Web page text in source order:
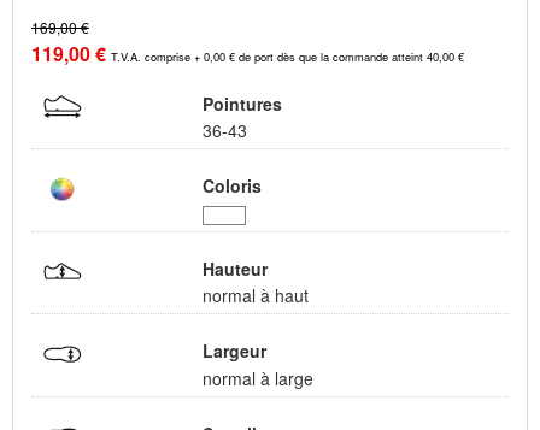
169,00 €
119,00 € T.V.A. comprise + 0,00 € de port dès que la commande atteint 40,00 €
Pointures
36-43
Coloris
Hauteur
normal à haut
Largeur
normal à large